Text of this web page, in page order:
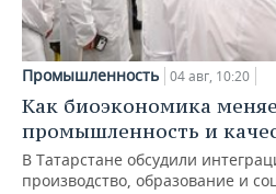
Промышленность 04 авг, 10:20
Как биоэкономика
промышленность и
В Татарстане обсудили
производство, образование и